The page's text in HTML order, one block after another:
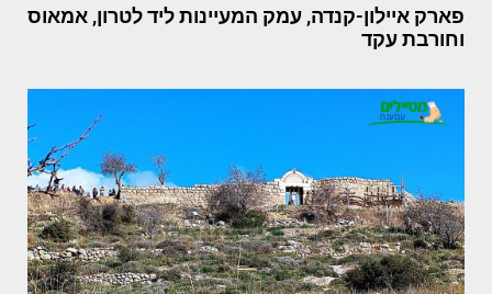
פארק איילון-קנדה, עמק המעיינות ליד לטרון, אמאוס
וחורבת עקד